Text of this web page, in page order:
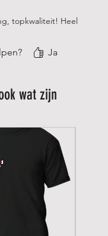
topkwaliteit! Heel
Ja
wat zijn